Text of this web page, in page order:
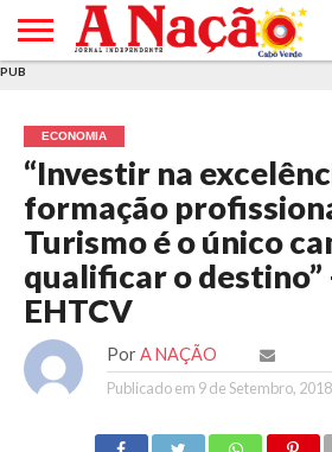
E DE
COOKIES
DE
UTILIZAÇÃO
PUB
ECONOMIA
“Investir na
formação
Turismo é o único
qualificar o destino”
EHTCV
Por A NAÇÃO
Publicado em 9 de Setembro, 2018